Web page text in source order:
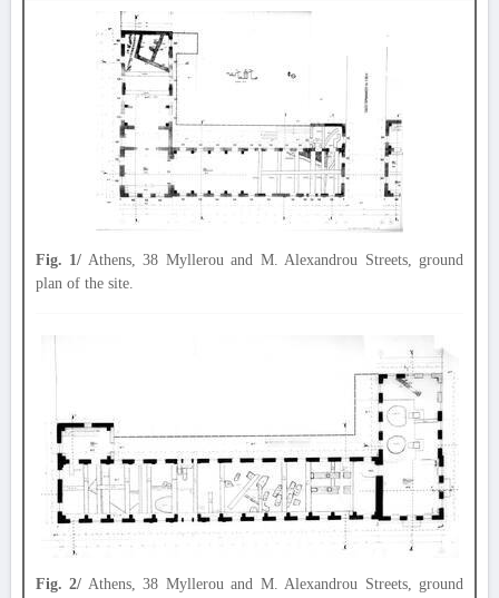
Fig. 1/ Athens, 38 Myllerou and M. Alexandrou Streets, ground
plan of the site.
Fig. 2/ Athens, 38 Myllerou and M. Alexandrou Streets, ground